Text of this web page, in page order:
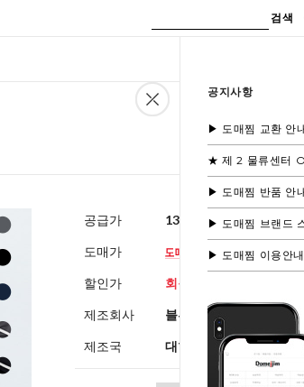
검색
공지사항
▶ 도매찜 교환 안
★ 제 2 물류센터
▶ 도매찜 반품 안
▶ 도매찜 브랜드
▶ 도매찜 이용안내
공급가 13,800원(부가세별도)
도매가
할인가 회원공개
제조회사 블루모드
제조국 대한민국